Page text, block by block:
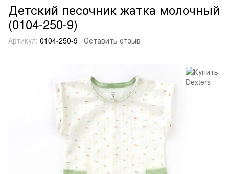
Детский песочник жатка молочный
(0104-250-9)
Артикул: 0104-250-9 Оставить отзыв